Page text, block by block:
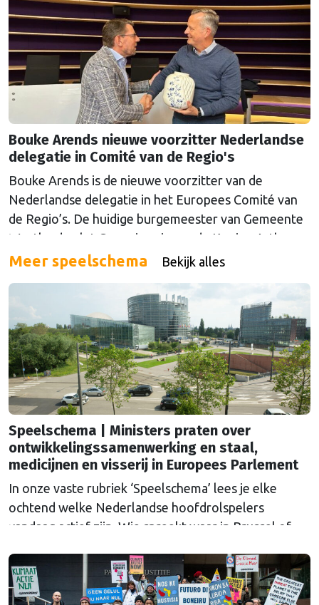
Bouke Arends nieuwe voorzitter Nederlandse
delegatie in Comité van de Regio's
Bouke Arends is de nieuwe voorzitter van de
Nederlandse delegatie in het Europees Comité van
de Regio’s. De huidige burgemeester van Gemeente
Westland volgt Commissaris van de Koning Arthur
van Dijk (Noord-Holland) op, die de voorzittersrol
Nederlandse regio’s behoorlijk succesvol in hun
lobby in Brussel, en dat komt vooral omdat …
Continued
Meer speelschema Bekijk alles
Speelschema | Ministers praten over
ontwikkelingssamenwerking en staal,
medicijnen en visserij in Europees Parlement
In onze vaste rubriek ‘Speelschema’ lees je elke
ochtend welke Nederlandse hoofdrolspelers
vandaag actief zijn. Wie spreekt waar in Brussel of
agenda?